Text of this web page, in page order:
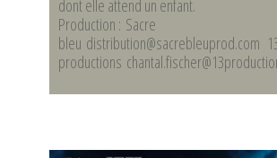
dont elle attend un enfant.
Production : Sacre
bleu distribution@sacrebleuprod.com
productions